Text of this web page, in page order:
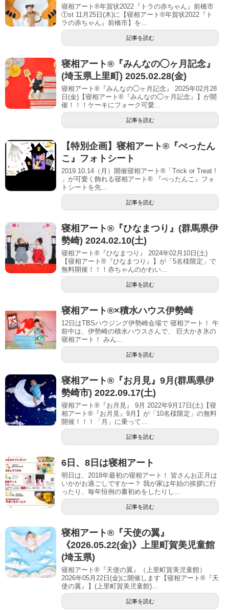
寝相アート®年賀状2022『トラの赤ちゃん』前橋市
①st 11月25日(木)に【寝相アート®︎年賀状2022『ト
ラの赤ちゃん』前橋市】を...
記事を読む
寝相アート®︎『みんなの◯ヶ月記念』
(埼玉県上里町) 2025.02.28(金)
寝相アート®『みんなの◯ヶ月記念』 2025年02月28
日(金)【寝相アート®︎『みんなの◯ヶ月記念』】が開
催！！！ケーキにフォーク可愛...
記事を読む
【特別企画】寝相アート®『ぺったん
こ』フォトシート
2019.10.14（月）開催寝相アート®「Trick or Treat !
」が可愛く飾れる寝相アート® 『ぺったんこ』フォ
トシートを先...
記事を読む
寝相アート®︎『ひなまつり』(群馬県伊
勢崎) 2024.02.10(土)
寝相アート®『ひなまつり』 2024年02月10日(土)
【寝相アート®︎『ひなまつり』】が「5名様限定」で
無料開催！！！赤ちゃんのかわい...
記事を読む
寝相アート®︎×積水ハウス伊勢崎
12日はTBSハウジング伊勢崎会場で 寝相アート！ 午
前中は、伊勢崎の積水ハウスさんで、 巨大かき氷の
寝相アート！ みん...
記事を読む
寝相アート®︎『お月見』9月(群馬県伊
勢崎市) 2022.09.17(土)
寝相アート®『お月見』 9月 2022年9月17日(土)【寝
相アート®︎『お月見』9月】が「10名様限定」の無料
開催！！！「月」に乗って...
記事を読む
6日、8日は寝相アート
明日は、2018年最初の寝相アート！ 皆さんお正月は
いかがお過ごしですかー？ 我が家は年始の挨拶に行
ったり、毎年恒例の書初めをしたりし...
記事を読む
寝相アート®︎『天使の翼』
《2026.05.22(金)》上里町賀美児童館
(埼玉県)
寝相アート®『天使の翼』（上里町賀美児童館）
2026年05月22日(金)に開催します【寝相アート®︎『天
使の翼』】(上里町賀美児童館)...
記事を読む